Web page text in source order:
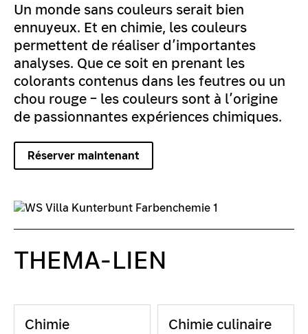
Un monde sans couleurs serait bien
ennuyeux. Et en chimie, les couleurs
permettent de réaliser d’importantes
analyses. Que ce soit en prenant les
colorants contenus dans les feutres ou un
chou rouge – les couleurs sont à l’origine
de passionnantes expériences chimiques.
Réserver maintenant
THEMA-LIEN
Chimie Chimie culinaire